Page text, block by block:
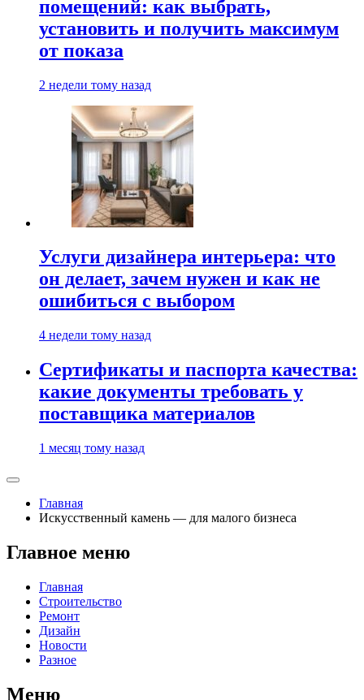
помещений: как выбрать,
установить и получить максимум
от показа
2 недели тому назад
Услуги дизайнера интерьера: что
он делает, зачем нужен и как не
ошибиться с выбором
4 недели тому назад
Сертификаты и паспорта качества:
какие документы требовать у
поставщика материалов
1 месяц тому назад
Главная
Искусственный камень — для малого бизнеса
Главное меню
Главная
Строительство
Ремонт
Дизайн
Новости
Разное
Меню